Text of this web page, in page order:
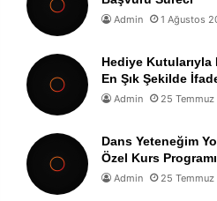
Admin 1 Ağustos
Hediye Kutularıyla
En Şık Şekilde
Admin 25
Dans Yeteneğim
Özel Kurs Programı
Admin 25